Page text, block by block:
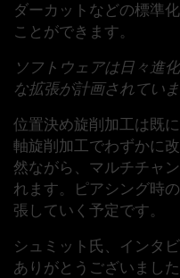
ダーカットなどの標準
ことができます。
ソフトウェアは日々進
な拡張が計画されてい
位置決め旋削加工は既
軸旋削加工でわずかに
然ながら、マルチチャ
れます。ピアシング時
張していく予定です。
シュミット氏、インタ
ありがとうございました